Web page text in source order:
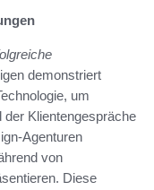
demonstriert
um
Klientengespräche
Agenturen
von
Diese